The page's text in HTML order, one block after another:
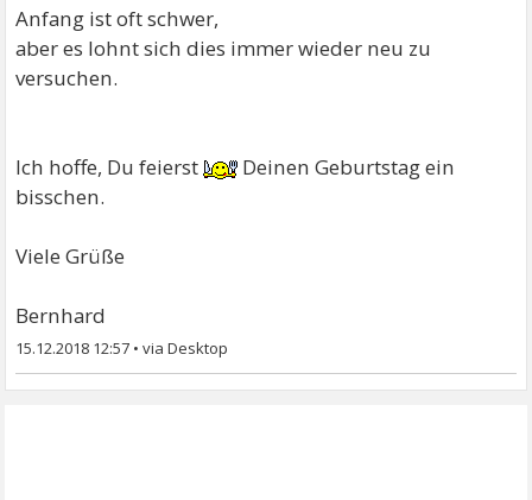
Anfang ist oft schwer,
aber es lohnt sich dies immer wieder neu zu
versuchen.
Ich hoffe, Du feierst
Deinen Geburtstag ein
bisschen.
Viele Grüße
Bernhard
15.12.2018 12:57 •